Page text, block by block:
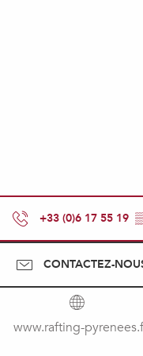
+33 (0)6 17 55 19
CONTACTEZ-
www.rafting-